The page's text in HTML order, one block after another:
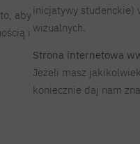
aby
i
inicjatywy studenckie)
wizualnych.
Strona internetowa
Jeżeli masz
koniecznie daj nam